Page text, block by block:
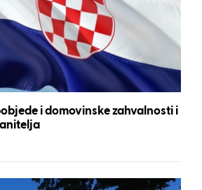
i domovinske zahvalnosti i